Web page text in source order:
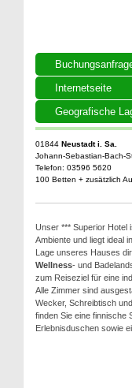
Internetseite
Geografische
01844 Neustadt i. Sa.
Johann-Sebastian-Bach-
Telefon: 03596 5620
100 Betten + zusätzlich
Unser *** Superior Hotel
Ambiente und liegt ideal
Lage unseres Hauses
Wellness- und
zum Reiseziel für eine
Alle Zimmer sind
Wecker, Schreibtisch
finden Sie eine finnische
Erlebnisduschen sowie